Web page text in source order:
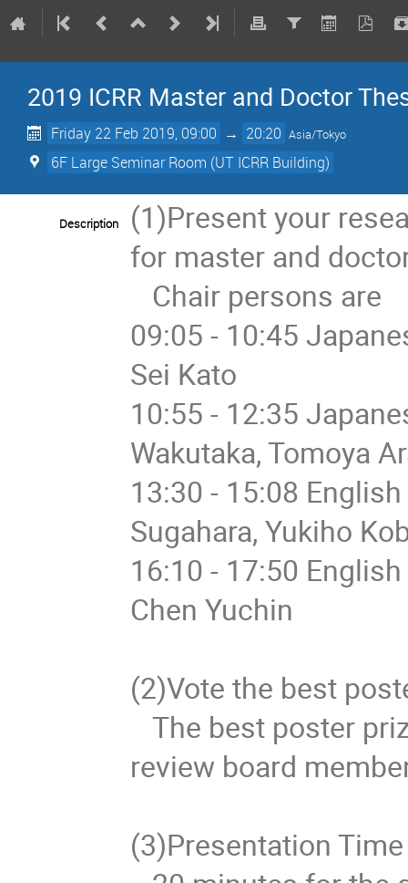
2019 ICRR Master and Doctor
Friday 22 Feb 2019, 09:00 → 20:20 Asia/Tokyo
6F Large Seminar Room (UT ICRR Building)
Description
(1)Present your
for master and
09:05 - 10:45
Sei Kato
10:55 - 12:35
Wakutaka, Tomoya
13:30 - 15:08
Sugahara, Yukiho
16:10 - 17:50
Chen Yuchin
(2)Vote the best
   The best poster prize will be selected according to the
review board
(3)Presentation Time